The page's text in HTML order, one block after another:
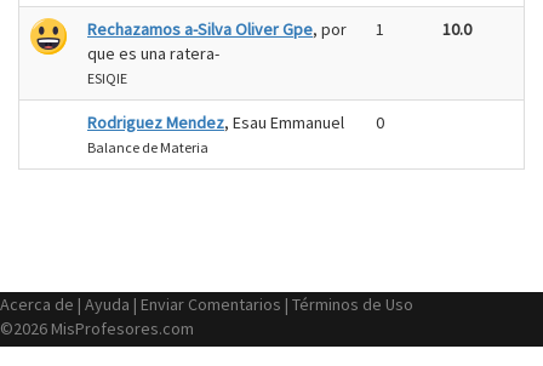
Rechazamos a-Silva Oliver Gpe, por
que es una ratera-
ESIQIE
1 10.0
Rodriguez Mendez, Esau Emmanuel
Balance de Materia
0
Acerca de | Ayuda | Enviar Comentarios | Términos de Uso
©2026 MisProfesores.com